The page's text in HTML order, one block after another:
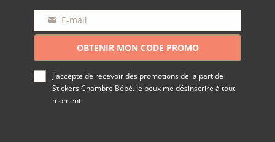
mail
E-mail
OBTENIR MON CODE PROMO
J'accepte de recevoir des promotions de la part de
Stickers Chambre Bébé. Je peux me désinscrire à tout
moment.